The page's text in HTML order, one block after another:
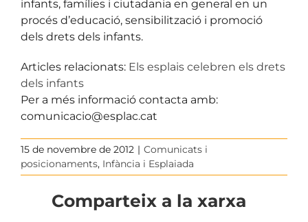
infants, famílies i ciutadania en general en un
procés d’educació, sensibilització i promoció
dels drets dels infants.
Articles relacionats: Els esplais celebren els drets
dels infants
Per a més informació contacta amb:
comunicacio@esplac.cat
15 de novembre de 2012 | Comunicats i
posicionaments, Infància i Esplaiada
Comparteix a la xarxa